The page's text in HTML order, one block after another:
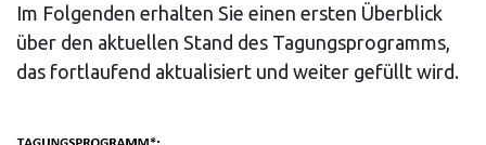
Im Folgenden erhalten Sie einen ersten Überblick
über den aktuellen Stand des Tagungsprogramms,
das fortlaufend aktualisiert und weiter gefüllt wird.